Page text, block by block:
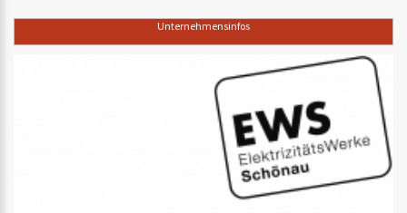
Unternehmensinfos